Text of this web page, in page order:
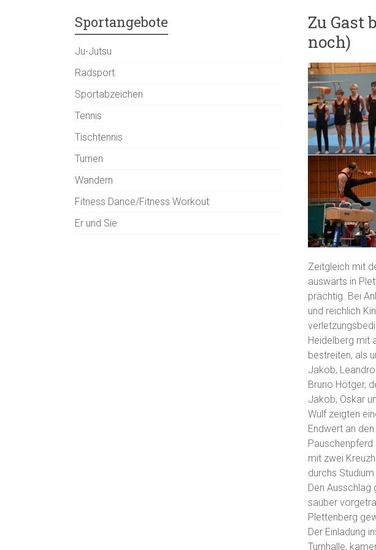
Zu Gast
noch)
Zeitgleich mit
auswärts in
prächtig. Bei
und reichlich
Heidelberg mit
bestreiten, als
Jakob,
Bruno Hötger,
Jakob, Oskar
Wulf zeigten
Endwert an
Pauschenpferd
mit zwei
durchs
Den
sauber
Plettenberg
Der Einladung
Turnhalle,
Sportangebote
Ju-Jutsu
Radsport
Sportabzeichen
Tennis
Tischtennis
Turnen
Wandern
Fitness Dance/Fitness Workout
Er und Sie